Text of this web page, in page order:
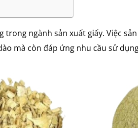
trong ngành sản xuất giấy. Việc
mà còn đáp ứng nhu cầu sử